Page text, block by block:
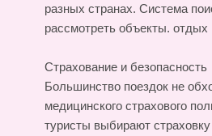
разных странах. Система
рассмотреть объекты. отдых
Страхование и безопасность
Большинство поездок не
медицинского страхового
туристы выбирают